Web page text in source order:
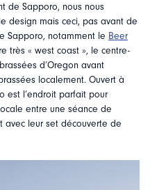
de Sapporo, nous nous
design mais ceci, pas avant de
Sapporo, notamment le Beer
très « west coast », le centre-
d’Oregon avant
localement. Ouvert à
est l’endroit parfait pour
entre une séance de
avec leur set découverte de